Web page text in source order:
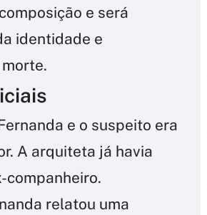
e será
identidade e
e o suspeito era
A arquiteta já havia
companheiro.
relatou uma